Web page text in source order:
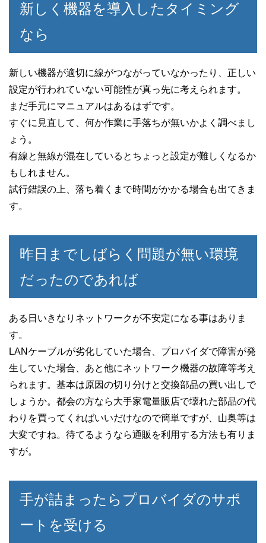
新しく機器を導入したタイミング
なら
新しい機器が適切に線がつながっていなかったり、正しい
設定が行われていない可能性が真っ先に考えられます。
まだ手元にマニュアルはあるはずです。
すぐに見直して、何か作業に手落ちが無いかよく調べまし
ょう。
有線と無線が混在しているとちょっと設定が難しくなるか
もしれません。
試行錯誤の上、落ち着くまで時間がかかる場合も出てきま
す。
昨日までしばらく問題が無い環境
だったのであれば
ある日いきなりネットワークが不安定になる事はありま
す。
LANケーブルが劣化していた場合、プロバイダで障害が発
生していた場合、あと他にネットワーク機器の故障等考え
られます。基本は原因の切り分けと交換部品の買い出しで
しょうか。都会の方なら大手家電量販店で壊れた部品の代
わりを買ってくればいいだけなので簡単ですが、山奥等は
大変ですね。待てるようなら通販を利用する方法も有りま
すが。
手が詰まったらプロバイダのサポ
ートを受ける